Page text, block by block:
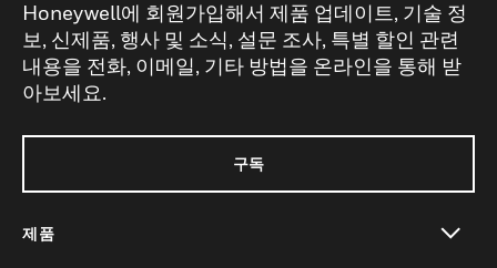
Honeywell에 회원가입해서 제품 업데이트, 기술 정
보, 신제품, 행사 및 소식, 설문 조사, 특별 할인 관련
내용을 전화, 이메일, 기타 방법을 온라인을 통해 받
아보세요.
구독
제품